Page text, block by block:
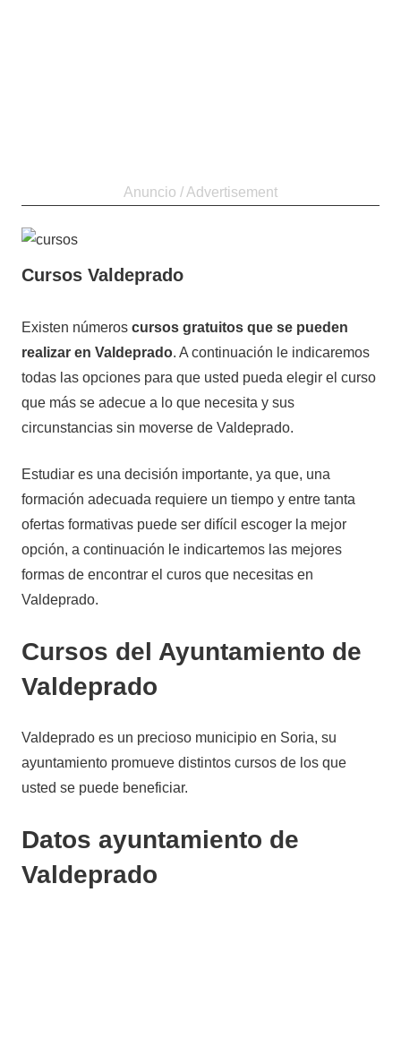
Cursos Valdeprado
11
de
noviembre
2020
Maria
Cursos
en
Soria
Existen números cursos gratuitos que se pueden
realizar en Valdeprado. A continuación le indicaremos
todas las opciones para que usted pueda elegir el curso
que más se adecue a lo que necesita y sus
circunstancias sin moverse de Valdeprado.
Estudiar es una decisión importante, ya que, una
formación adecuada requiere un tiempo y entre tanta
ofertas formativas puede ser difícil escoger la mejor
opción, a continuación le indicartemos las mejores
formas de encontrar el curos que necesitas en
Valdeprado.
Cursos del Ayuntamiento de
Valdeprado
Valdeprado es un precioso municipio en Soria, su
ayuntamiento promueve distintos cursos de los que
usted se puede beneficiar.
Datos ayuntamiento de
Valdeprado